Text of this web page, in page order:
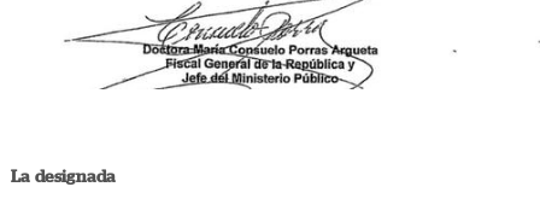
La designada